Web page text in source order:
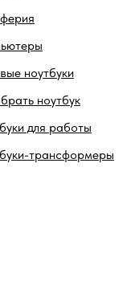
ноутбуки
ноутбук
для работы
трансформеры